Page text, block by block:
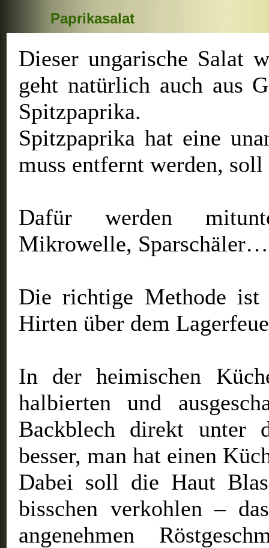
Paprikasalat
Dieser ungarische Salat
geht natürlich auch aus
Spitzpaprika.
Spitzpaprika hat eine
muss entfernt werden, soll
Dafür werden
Mikrowelle,
Die richtige Methode
Hirten über dem
In der heimischen
halbierten und
Backblech direkt unter
besser, man hat einen
Dabei soll die Haut
bisschen verkohlen –
angenehmen